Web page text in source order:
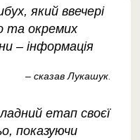
який ввечері
та окремих
– інформація
– сказав Лукашук.
етап своєї
показуючи